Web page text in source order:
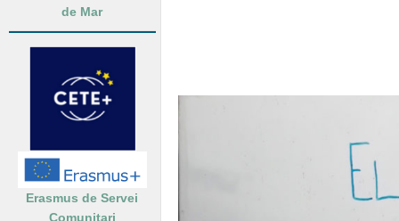
de Mar
Erasmus de Servei
Comunitari